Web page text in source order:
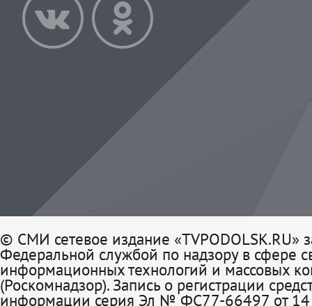
© СМИ сетевое издание «TVPODOLSK.RU»
Федеральной службой по надзору в сфере
информационных технологий и массовых
(Роскомнадзор). Запись о регистрации
информации серия Эл № ФС77-66497 от 14